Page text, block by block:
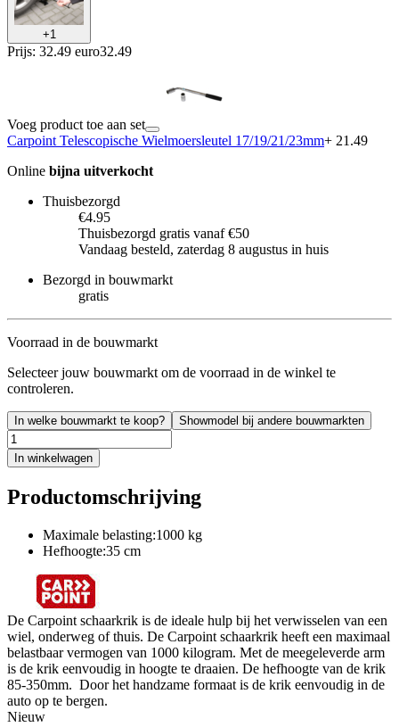
+1
Prijs: 32.49 euro32.49
Voeg product toe aan set
Carpoint Telescopische Wielmoersleutel 17/19/21/23mm+ 21.49
Online bijna uitverkocht
Thuisbezorgd
€4.95
Thuisbezorgd gratis vanaf €50
Vandaag besteld, zaterdag 8 augustus in huis
Bezorgd in bouwmarkt
gratis
Voorraad in de bouwmarkt
Selecteer jouw bouwmarkt om de voorraad in de winkel te
controleren.
In welke bouwmarkt te koop? Showmodel bij andere bouwmarkten
In winkelwagen
Productomschrijving
Maximale belasting:1000 kg
Hefhoogte:35 cm
De Carpoint schaarkrik is de ideale hulp bij het verwisselen van een
wiel, onderweg of thuis. De Carpoint schaarkrik heeft een maximaal
belastbaar vermogen van 1000 kilogram. Met de meegeleverde arm
is de krik eenvoudig in hoogte te draaien. De hefhoogte van de krik
85-350mm. Door het handzame formaat is de krik eenvoudig in de
auto op te bergen.
Nieuw